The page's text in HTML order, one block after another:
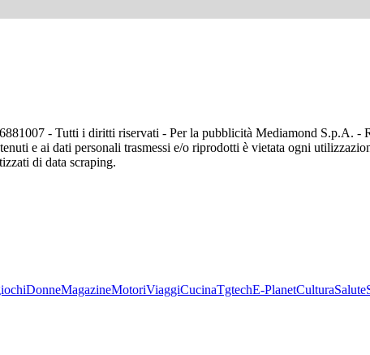
- Tutti i diritti riservati - Per la pubblicità Mediamond S.p.A. -
e ai dati personali trasmessi e/o riprodotti è vietata ogni
di data scraping.
DonneMagazineMotoriViaggiCucinaTgtechE-PlanetCulturaSalute